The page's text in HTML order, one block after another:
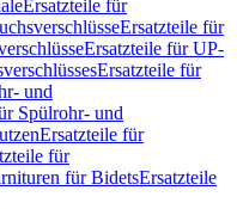
Ersatzteile für
Ersatzteile für
Ersatzteile für UP-
Ersatzteile für
und
Spülrohr- und
Ersatzteile für
für
für BidetsErsatzteile